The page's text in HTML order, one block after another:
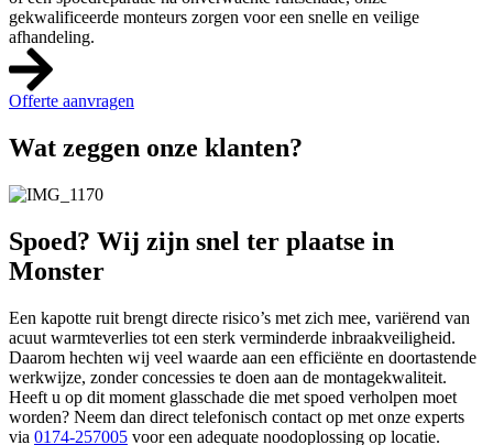
gekwalificeerde monteurs zorgen voor een snelle en veilige
afhandeling.
Offerte aanvragen
Wat zeggen onze klanten?
Spoed? Wij zijn snel ter plaatse in
Monster
Een kapotte ruit brengt directe risico’s met zich mee, variërend van
acuut warmteverlies tot een sterk verminderde inbraakveiligheid.
Daarom hechten wij veel waarde aan een efficiënte en doortastende
werkwijze, zonder concessies te doen aan de montagekwaliteit.
Heeft u op dit moment glasschade die met spoed verholpen moet
worden? Neem dan direct telefonisch contact op met onze experts
via 0174-257005 voor een adequate noodoplossing op locatie.